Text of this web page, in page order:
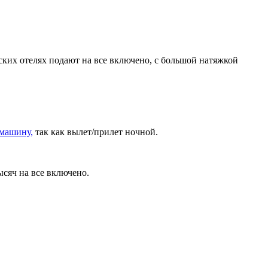
отелях подают на все включено, с большой натяжкой
машину, так как вылет/прилет ночной.
на все включено.